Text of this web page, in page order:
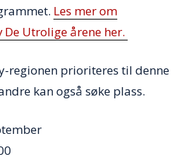
Les mer om
Utrolige årene her.
regionen prioriteres til denne
kan også søke plass.